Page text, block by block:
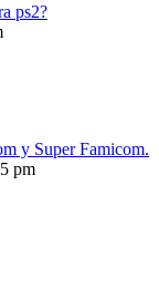
ps2?
y Super Famicom.
pm